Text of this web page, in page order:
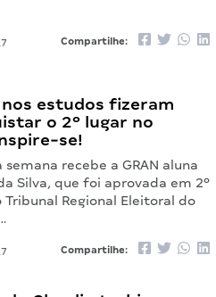
Compartilhe:
estudos fizeram
o 2º lugar no
se!
semana recebe a GRAN aluna
Silva, que foi aprovada em 2º
Tribunal Regional Eleitoral do
Compartilhe: